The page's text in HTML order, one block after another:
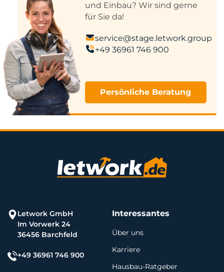
und Einbau? Wir sind gerne
für Sie da!
service@stage.letwork.group
+49 36961 746 900
Persönliche Beratung
Letwork GmbH
Im Vorwerk 24
36456 Barchfeld
+49 36961 746 900
Interessantes
Über uns
Karriere
Hausbau-Ratgeber